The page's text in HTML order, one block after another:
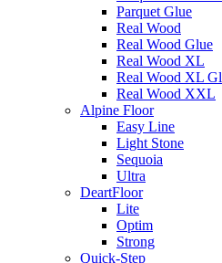
Parquet Glue
Real Wood
Real Wood Glue
Real Wood XL
Real Wood XL
Real Wood XXL
Alpine Floor
Easy Line
Light Stone
Sequoia
Ultra
DeartFloor
Lite
Optim
Strong
Quick-Step